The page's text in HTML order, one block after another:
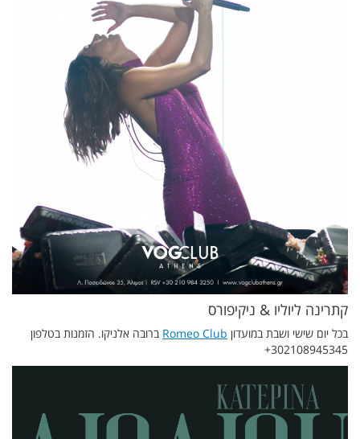
קתרינה ליוליו & ניקיפורס
בכל יום שישי ושבת במועדון Romeo Club ברובה אלניקו. הזמנות בטלפון
302108945345+